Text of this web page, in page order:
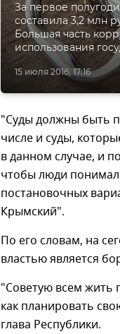
15 июля 2016, 17:16
За первое
составила 3,2 млн
Большая часть
использования
"Суды должны быть
числе и суды,
в данном случае, и
чтобы люди
постановочных
Крымский".
По его словам, на
властью является
"Советую всем жить
как планировать
глава Республики.